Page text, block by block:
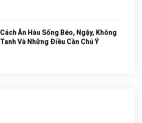
Cách Ăn Hàu Sống Béo, Ngậy, Không
Tanh Và Những Điều Cần Chú Ý